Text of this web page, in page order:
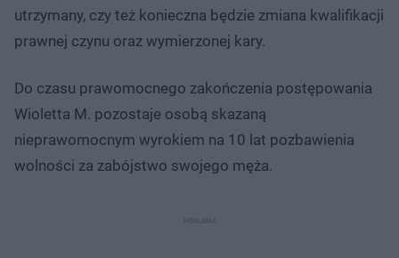
utrzymany, czy też konieczna będzie zmiana kwalifikacji
prawnej czynu oraz wymierzonej kary.
Do czasu prawomocnego zakończenia postępowania
Wioletta M. pozostaje osobą skazaną
nieprawomocnym wyrokiem na 10 lat pozbawienia
wolności za zabójstwo swojego męża.